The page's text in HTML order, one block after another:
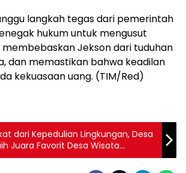
langkah tegas dari pemerintah
hukum untuk mengusut
membebaskan Jekson dari tuduhan
dan memastikan bahwa keadilan
kekuasaan uang. (TIM/Red)
dari Kepedulian Lingkungan, Desa
Juara Favorit Desa Wisata
2025 Tingkat Nasional